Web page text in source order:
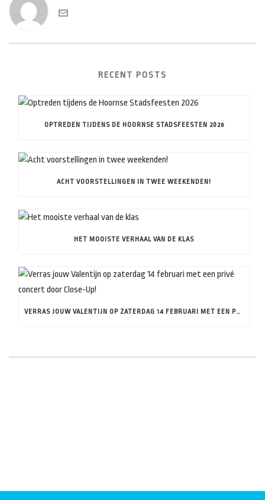
RECENT POSTS
OPTREDEN TIJDENS DE HOORNSE STADSFEESTEN 2026
ACHT VOORSTELLINGEN IN TWEE WEEKENDEN!
HET MOOISTE VERHAAL VAN DE KLAS
VERRAS JOUW VALENTIJN OP ZATERDAG 14 FEBRUARI MET EEN PRIVÉ CONCERT DOOR CLOSE-UP!